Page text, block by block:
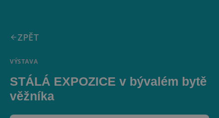
ZPĚT
VÝSTAVA
STÁLÁ EXPOZICE v bývalém bytě
věžníka